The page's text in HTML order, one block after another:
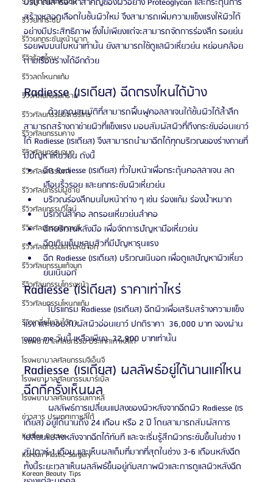
รีวิวยกกระชับ
รีวิวยกกระชับหน้าผาก
รีวิวร้อยไหม
รีวิวลดโหนกแก้ม
รีวิวศัลยกรรมกราม
รีวิวศัลยกรรมขากรรไกร
รีวิวศัลยกรรมคาง
รีวิวศัลยกรรมจมูก
รีวิวศัลยกรรมตา
รีวิวศัลยกรรมผู้ชาย
รีวิวศัลยกรรมวีไลน์
รีวิวศัลยกรรมเกาหลี
รีวิวศัลยกรรมเสริมหน้าอก
รีวิวศัลยกรรมแก้จมูก
รีวิวศัลยกรรมโครงหน้า
รีวิวศัลยกรรมโหนกแก้ม
รีวิวเกลี่ยไขมันใต้ตา
โรงพยาบาลศัลยกรรม ประเทศเกาหลีใต้
โรงพยาบาลศัลยกรรมจีเอ็นจี
โรงพยาบาลศัลยกรรมมาร์เบิ้ล
โรงพยาบาลศัลยกรรมเกาหลี
ข่าวสาร ประเทศเกาหลีใต้
Korean Doctor
Korean Plastic Surgery
Korean Beauty Tips
สร้างหลอดเลือดในชั้นผิวใหม่ จึงสามารถเพิ่มความแข็งแรงให้ผิวได้
อย่างมีประสิทธิภาพ ซึ่งไม่เพียงแต่จะสามารถจัดการร่องลึก รอยย่น
รอยพับบนใบหน้าเท่านั้น ยังสามารถใช้ดูแลผิวเหี่ยวย่น หย่อนคล้อย
ตามเรือนร่างได้อีกด้วย
Radiesse (เรเดียส) ฉีดตรงไหนได้บ้าง
	ด้วยคุณสมบัติที่สามารถฟื้นฟูคอลลาเจนใต้ชั้นผิวได้ล้ำลึก
สามารถสร้างตาข่ายผิวที่แข็งแรง มอบสัมผัสผิวที่ตึงกระชับอ่อนเยาว์
ได้ Radiesse (เรเดียส) จึงสามารถนำมาฉีดได้ทุกบริเวณของร่างกายที่
มีปัญหาเหี่ยวย่น ดังนี้
ฉีด Radiesse (เรเดียส) ทั่วใบหน้าเพื่อกระตุ้นคอลลาเจน ลด
เลือนริ้วรอย และยกกระชับผิวเหี่ยวย่น
บริเวณร่องลึกบนใบหน้าต่าง ๆ เช่น ร่องแก้ม ร่องน้ำหมาก
บริเวณลำคอ ลดรอยเหี่ยวย่นลำคอ
ฉีดบริเวณหลังมือ เพื่อจัดการปัญหามือเหี่ยวย่น
ฉีดเติมเต็มหลุมสิวที่มีปัญหารุนแรง
ฉีด Radiesse (เรเดียส) บริเวณเนินอก เพื่อดูแลปัญหาผิวเหี่ยว
ย่นเนินอก
Radiesse (เรเดียส) ราคาเท่าไหร่
	โปรแกรม Radiesse (เรเดียส) ฉีดผิวเพื่อเสริมสร้างความแข็ง
แรง และมอบสัมผัสผิวอ่อนเยาว์ ปกติราคา  36,000 บาท จองผ่าน
oppa me วันนี้ เหลือเพียง  32,900 บาทเท่านั้น
Radiesse (เรเดียส) ผลลัพธ์อยู่ได้นานแค่ไหน
ฉีดกี่ครั้งเห็นผล
เดียส) อยู่ได้นานถึง 24 เดือน หรือ 2 ปี โดยสามารถสัมผัสการ
เปลี่ยนแปลงหลังจากฉีดได้ทันที และจะเริ่มรู้สึกผิวกระชับขึ้นในช่วง 1
สัปดาห์-1 เดือน และเห็นผลเต็มที่มากที่สุดในช่วง 3-6 เดือนหลังฉีด
ทั้งนี้ระยะเวลาเห็นผลลัพธ์ขึ้นอยู่กับสภาพผิวและการดูแลผิวหลังฉีด